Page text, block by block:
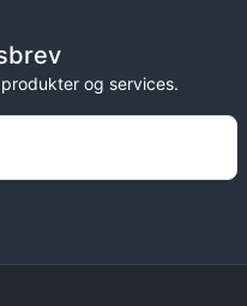
og services.